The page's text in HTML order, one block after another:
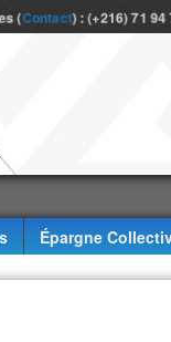
(Contact) : (+216) 71
Épargne